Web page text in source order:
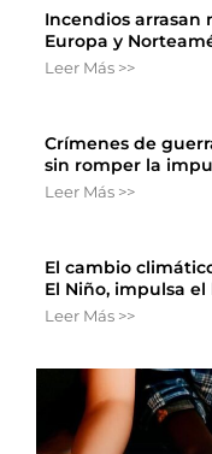
Incendios arrasan
Europa y
Leer Más >>
Crímenes de
sin romper la
Leer Más >>
El cambio
El Niño, impulsa
Leer Más >>